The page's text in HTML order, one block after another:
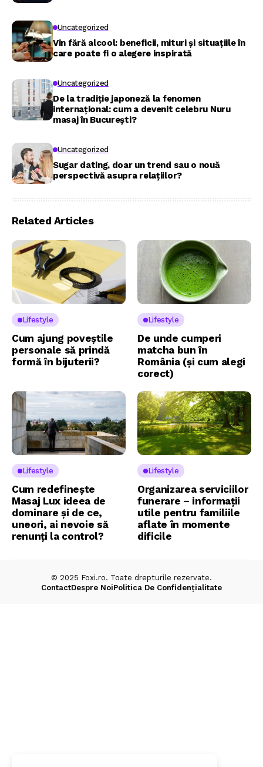
Uncategorized
Vin fără alcool: beneficii, mituri și situațiile în
care poate fi o alegere inspirată
Uncategorized
De la tradiție japoneză la fenomen
internațional: cum a devenit celebru Nuru
masaj în București?
Uncategorized
Sugar dating, doar un trend sau o nouă
perspectivă asupra relațiilor?
Related Articles
Lifestyle
Cum ajung poveștile
personale să prindă
formă în bijuterii?
Lifestyle
De unde cumperi
matcha bun în
România (și cum alegi
corect)
Lifestyle
Cum redefinește
Masaj Lux ideea de
dominare și de ce,
uneori, ai nevoie să
renunți la control?
Lifestyle
Organizarea serviciilor
funerare – informații
utile pentru familiile
aflate în momente
dificile
© 2025 Foxi.ro. Toate drepturile rezervate.
ContactDespre NoiPolitica De Confidențialitate